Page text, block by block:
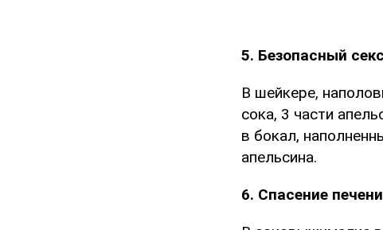
5. Безопасный
В шейкере,
сока, 3 части
в бокал,
апельсина.
6. Спасение печени